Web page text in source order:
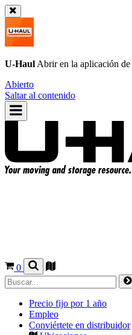
U-Haul Abrir en la aplicación de
Abierto
Saltar al contenido
0
Precio fijo por 1 año
Empleo
Conviértete en distribuidor